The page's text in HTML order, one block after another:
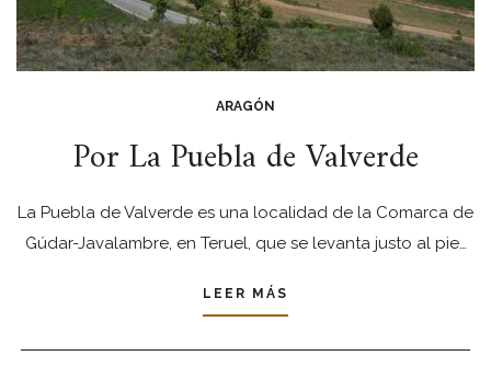
ARAGÓN
Por La Puebla de Valverde
La Puebla de Valverde es una localidad de la Comarca de
Gúdar-Javalambre, en Teruel, que se levanta justo al pie…
LEER MÁS